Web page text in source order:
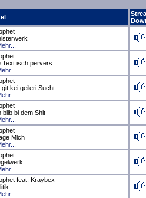
Text isch pervers
git kei geileri Sucht
blib bi dem Shit
Mich
feat. Kraybex